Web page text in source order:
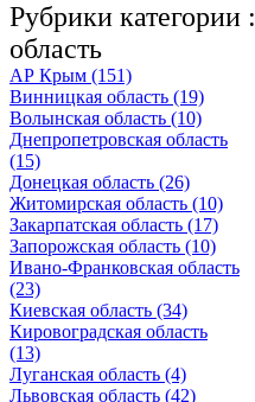
Рубрики категории :
область
АР Крым (151)
Винницкая область (19)
Волынская область (10)
Днепропетровская область
(15)
Донецкая область (26)
Житомирская область (10)
Закарпатская область (17)
Запорожская область (10)
Ивано-Франковская область
(23)
Киевская область (34)
Кировоградская область
(13)
Луганская область (4)
Львовская область (42)